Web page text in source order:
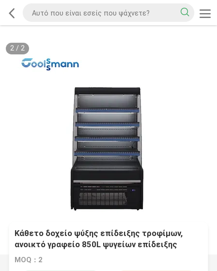
2/ 2
Κάθετο δοχείο ψύξης επίδειξης τροφίμων,
ανοικτό γραφείο 850L ψυγείων επίδειξης
κουρτινών αέρα
MOQ：2